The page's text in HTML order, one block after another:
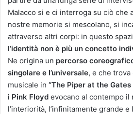
Malacco si e ci interroga su ciò che
nostre memorie si mescolano, si
attraverso altri corpi: in questo
l’identità non è più un concetto
Ne origina un percorso
singolare e l’universale, e che
musicale in “The Piper at the
i Pink Floyd evocano al contempo il
l’interiorità, l’infinitamente grande